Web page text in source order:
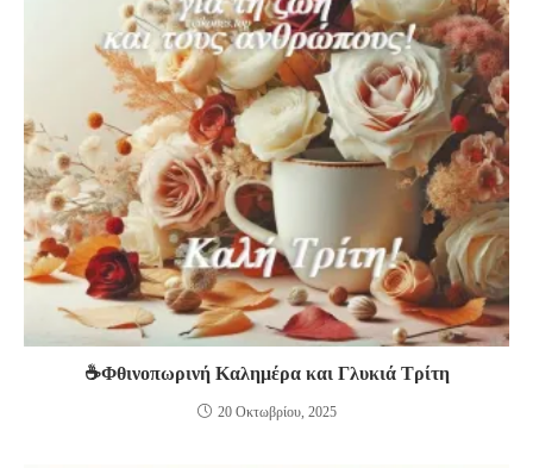
☕Φθινοπωρινή Καλημέρα και Γλυκιά Τρίτη
20 Οκτωβρίου, 2025